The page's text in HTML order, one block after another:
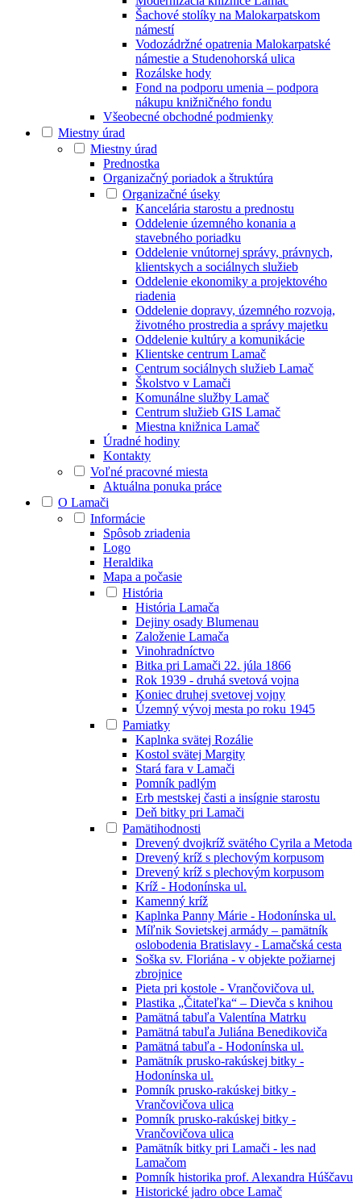
Šachové stolíky na Malokarpatskom
námestí
Vodozádržné opatrenia Malokarpatské
námestie a Studenohorská ulica
Rozálske hody
Fond na podporu umenia – podpora
nákupu knižničného fondu
Všeobecné obchodné podmienky
Miestny úrad
Miestny úrad
Prednostka
Organizačný poriadok a štruktúra
Organizačné úseky
Kancelária starostu a prednostu
Oddelenie územného konania a
stavebného poriadku
Oddelenie vnútornej správy, právnych,
klientskych a sociálnych služieb
Oddelenie ekonomiky a projektového
riadenia
Oddelenie dopravy, územného rozvoja,
životného prostredia a správy majetku
Oddelenie kultúry a komunikácie
Klientske centrum Lamač
Centrum sociálnych služieb Lamač
Školstvo v Lamači
Komunálne služby Lamač
Centrum služieb GIS Lamač
Miestna knižnica Lamač
Úradné hodiny
Kontakty
Voľné pracovné miesta
Aktuálna ponuka práce
O Lamači
Informácie
Spôsob zriadenia
Logo
Heraldika
Mapa a počasie
História
História Lamača
Dejiny osady Blumenau
Založenie Lamača
Vinohradníctvo
Bitka pri Lamači 22. júla 1866
Rok 1939 - druhá svetová vojna
Koniec druhej svetovej vojny
Územný vývoj mesta po roku 1945
Pamiatky
Kaplnka svätej Rozálie
Kostol svätej Margity
Stará fara v Lamači
Pomník padlým
Erb mestskej časti a insígnie starostu
Deň bitky pri Lamači
Pamätihodnosti
Drevený dvojkríž svätého Cyrila a Metoda
Drevený kríž s plechovým korpusom
Drevený kríž s plechovým korpusom
Kríž - Hodonínska ul.
Kamenný kríž
Kaplnka Panny Márie - Hodonínska ul.
Míľnik Sovietskej armády – pamätník
oslobodenia Bratislavy - Lamačská cesta
Soška sv. Floriána - v objekte požiarnej
zbrojnice
Pieta pri kostole - Vrančovičova ul.
Plastika „Čitateľka“ – Dievča s knihou
Pamätná tabuľa Valentína Matrku
Pamätná tabuľa Juliána Benedikoviča
Pamätná tabuľa - Hodonínska ul.
Pamätník prusko-rakúskej bitky -
Hodonínska ul.
Pomník prusko-rakúskej bitky -
Vrančovičova ulica
Pomník prusko-rakúskej bitky -
Vrančovičova ulica
Pamätník bitky pri Lamači - les nad
Lamačom
Pomník historika prof. Alexandra Húščavu
Historické jadro obce Lamač